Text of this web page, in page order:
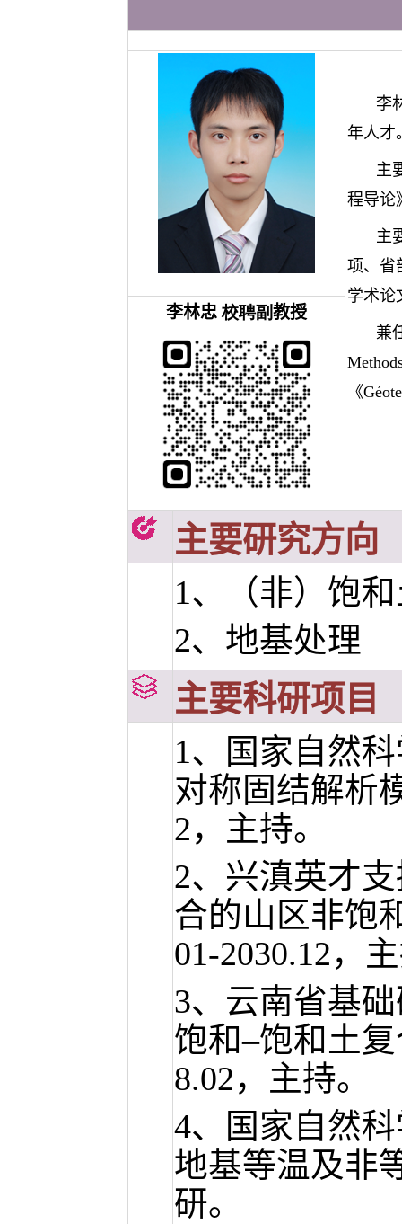
李
年人才
主
程导论
主
项、省
学术论
兼
《
李林忠校聘副教授
主要研究方向
1、（非）饱
2、地基处理
主要科研项目
1、国家自然
对称固结解析
2，主持。
2、兴滇英才
合的山区非饱
01-2030.12，
3、云南省基
饱和–饱和土
8.02，主持。
4、国家自然
地基等温及非
研。